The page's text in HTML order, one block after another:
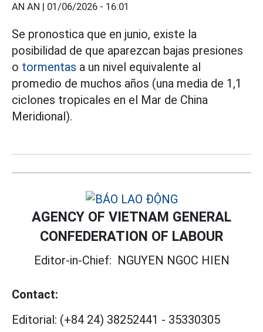
AN AN | 01/06/2026 - 16:01
Se pronostica que en junio, existe la
posibilidad de que aparezcan bajas presiones
o tormentas a un nivel equivalente al
promedio de muchos años (una media de 1,1
ciclones tropicales en el Mar de China
Meridional).
AGENCY OF VIETNAM GENERAL
CONFEDERATION OF LABOUR
Editor-in-Chief: NGUYEN NGOC HIEN
Contact:
Editorial: (+84 24) 38252441 - 35330305